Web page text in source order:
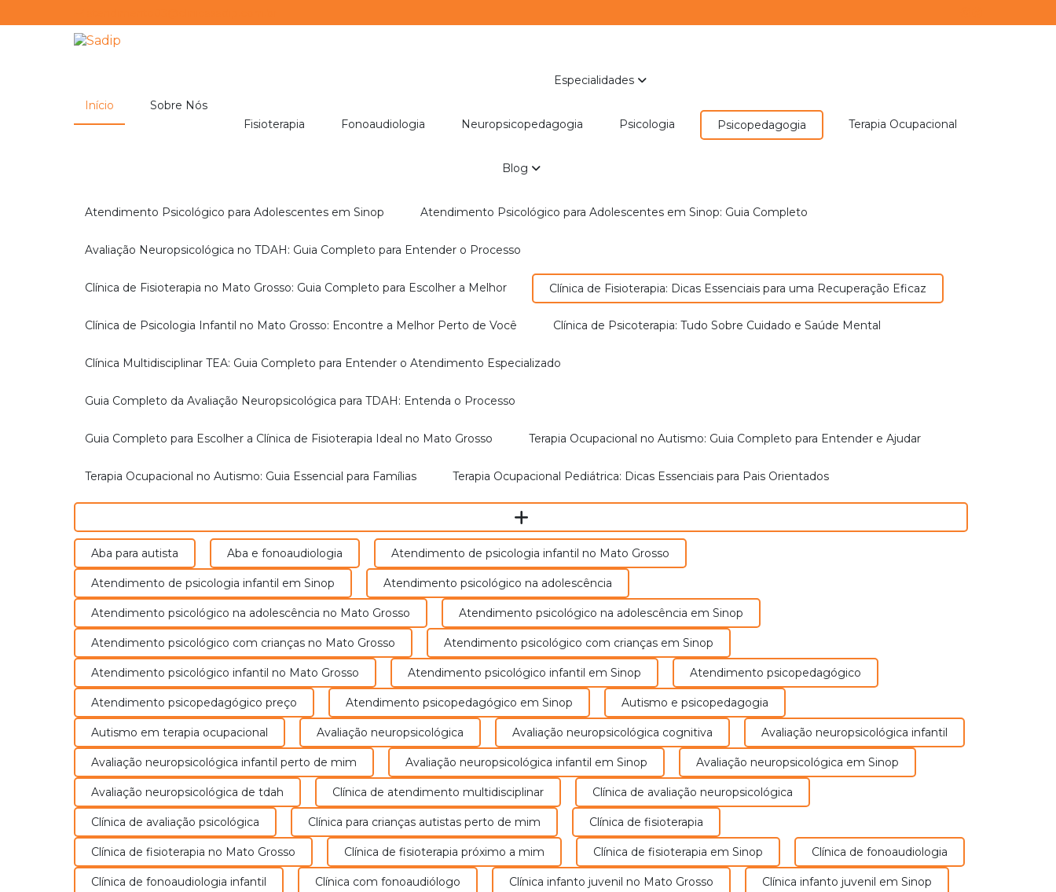
Início Sobre Nós
Especialidades
Fisioterapia Fonoaudiologia Neuropsicopedagogia Psicologia Psicopedagogia Terapia Ocupacional
Blog
Atendimento Psicológico para Adolescentes em Sinop Atendimento Psicológico para Adolescentes em Sinop: Guia Completo
Avaliação Neuropsicológica no TDAH: Guia Completo para Entender o Processo
Clínica de Fisioterapia no Mato Grosso: Guia Completo para Escolher a Melhor Clínica de Fisioterapia: Dicas Essenciais para uma Recuperação Eficaz
Clínica de Psicologia Infantil no Mato Grosso: Encontre a Melhor Perto de Você Clínica de Psicoterapia: Tudo Sobre Cuidado e Saúde Mental
Clínica Multidisciplinar TEA: Guia Completo para Entender o Atendimento Especializado
Guia Completo da Avaliação Neuropsicológica para TDAH: Entenda o Processo
Guia Completo para Escolher a Clínica de Fisioterapia Ideal no Mato Grosso Terapia Ocupacional no Autismo: Guia Completo para Entender e Ajudar
Terapia Ocupacional no Autismo: Guia Essencial para Famílias Terapia Ocupacional Pediátrica: Dicas Essenciais para Pais Orientados
Aba para autista Aba e fonoaudiologia Atendimento de psicologia infantil no Mato Grosso
Atendimento de psicologia infantil em Sinop Atendimento psicológico na adolescência
Atendimento psicológico na adolescência no Mato Grosso Atendimento psicológico na adolescência em Sinop
Atendimento psicológico com crianças no Mato Grosso Atendimento psicológico com crianças em Sinop
Atendimento psicológico infantil no Mato Grosso Atendimento psicológico infantil em Sinop Atendimento psicopedagógico
Atendimento psicopedagógico preço Atendimento psicopedagógico em Sinop Autismo e psicopedagogia
Autismo em terapia ocupacional Avaliação neuropsicológica Avaliação neuropsicológica cognitiva Avaliação neuropsicológica infantil
Avaliação neuropsicológica infantil perto de mim Avaliação neuropsicológica infantil em Sinop Avaliação neuropsicológica em Sinop
Avaliação neuropsicológica de tdah Clínica de atendimento multidisciplinar Clínica de avaliação neuropsicológica
Clínica de avaliação psicológica Clínica para crianças autistas perto de mim Clínica de fisioterapia
Clínica de fisioterapia no Mato Grosso Clínica de fisioterapia próximo a mim Clínica de fisioterapia em Sinop Clínica de fonoaudiologia
Clínica de fonoaudiologia infantil Clínica com fonoaudiólogo Clínica infanto juvenil no Mato Grosso Clínica infanto juvenil em Sinop
Especialidades
Atendemos como uma vasta gama de terapias centralizados
Fonoaudiologia
A Fonoaudiologia cuida de todos os
aspectos relacionados a comunicação,
seja na sua recepção, compreensão ou
na emissão.
Saiba Mais
Fisioterapia
A fisioterapia é uma área da saúde que
utiliza técnicas e exercícios para
prevenir, tratar e reabilitar disfunções
físicas, melhorando a mobilidade e a
qualidade de vida.
Saiba Mais
Neuropsicopedagogia
A neuropsicopedagogia é uma área
multidisciplinar que aglutina
conhecimentos da pedagogia,
psicologia e da neurociência e se dedica
aprendizagem humana.
Saiba Mais